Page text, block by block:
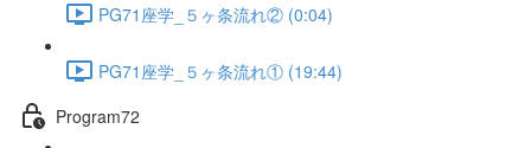
PG71座学_５ヶ条流れ② (0:04)
PG71座学_５ヶ条流れ① (19:44)
Program72